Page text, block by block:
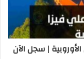
| سجل الآن